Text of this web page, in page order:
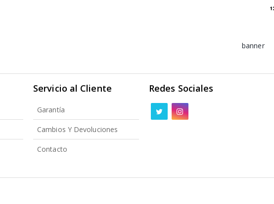
banner
Servicio al Cliente
Garantía
Cambios Y Devoluciones
Contacto
Redes Sociales